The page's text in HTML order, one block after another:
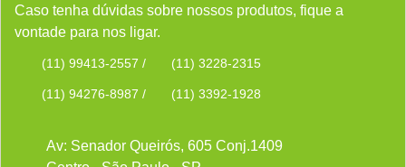
Caso tenha dúvidas sobre nossos produtos, fique a
vontade para nos ligar.
(11) 99413-2557 / (11) 3228-2315
(11) 94276-8987 / (11) 3392-1928
Av: Senador Queirós, 605 Conj.1409